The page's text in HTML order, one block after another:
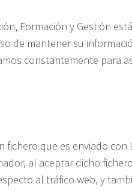
Formación y Gestión
de mantener su
constantemente para
fichero que es enviado
al aceptar dicho
al tráfico web, y